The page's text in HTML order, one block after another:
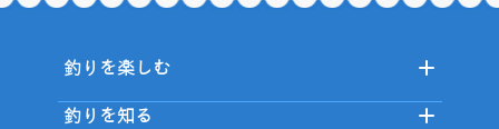
釣りを楽しむ
釣りを知る